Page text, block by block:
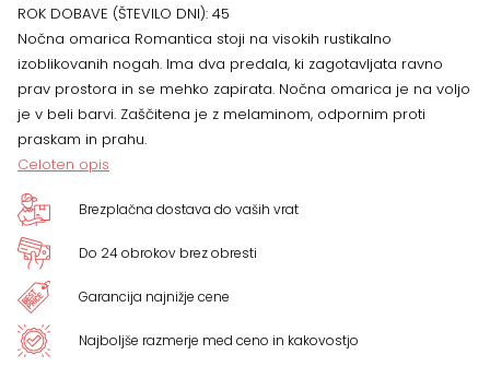
cm
količina
ROK DOBAVE (ŠTEVILO DNI): 45
Nočna omarica Romantica stoji na visokih rustikalno
izoblikovanih nogah. Ima dva predala, ki zagotavljata ravno
prav prostora in se mehko zapirata. Nočna omarica je na voljo
je v beli barvi. Zaščitena je z melaminom, odpornim proti
praskam in prahu.
Celoten opis
Brezplačna dostava do vaših vrat
Do 24 obrokov brez obresti
Garancija najnižje cene
Najboljše razmerje med ceno in kakovostjo